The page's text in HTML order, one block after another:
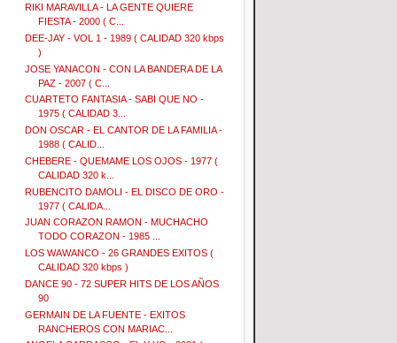
RIKI MARAVILLA - LA GENTE QUIERE
FIESTA - 2000 ( C...
DEE-JAY - VOL 1 - 1989 ( CALIDAD 320 kbps
)
JOSE YANACON - CON LA BANDERA DE LA
PAZ - 2007 ( C...
CUARTETO FANTASIA - SABI QUE NO -
1975 ( CALIDAD 3...
DON OSCAR - EL CANTOR DE LA FAMILIA -
1988 ( CALID...
CHEBERE - QUEMAME LOS OJOS - 1977 (
CALIDAD 320 k...
RUBENCITO DAMOLI - EL DISCO DE ORO -
1977 ( CALIDA...
JUAN CORAZON RAMON - MUCHACHO
TODO CORAZON - 1985 ...
LOS WAWANCO - 26 GRANDES EXITOS (
CALIDAD 320 kbps )
DANCE 90 - 72 SUPER HITS DE LOS AÑOS
90
GERMAIN DE LA FUENTE - EXITOS
RANCHEROS CON MARIAC...